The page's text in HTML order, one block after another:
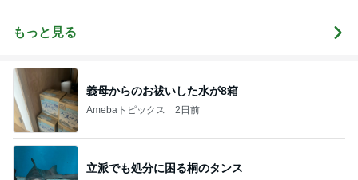
もっと見る
義母からのお祓いした水が8箱
Amebaトピックス 2日前
立派でも処分に困る桐のタンス